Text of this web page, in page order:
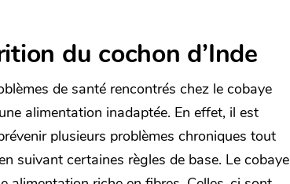
du cochon d’Inde
de santé rencontrés chez le cobaye
alimentation inadaptée. En effet, il est
plusieurs problèmes chroniques tout
suivant certaines règles de base. Le cobaye